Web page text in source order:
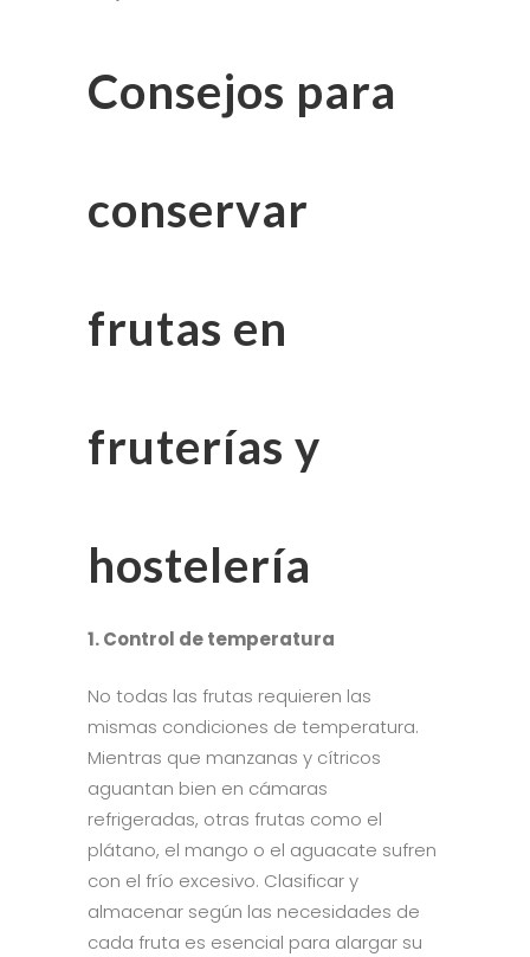
Consejos para
conservar
frutas en
fruterías y
hostelería
1. Control de temperatura
No todas las frutas requieren las
mismas condiciones de temperatura.
Mientras que manzanas y cítricos
aguantan bien en cámaras
refrigeradas, otras frutas como el
plátano, el mango o el aguacate sufren
con el frío excesivo. Clasificar y
almacenar según las necesidades de
cada fruta es esencial para alargar su